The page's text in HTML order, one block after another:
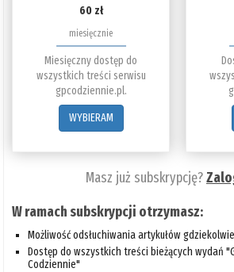
60 zł
miesięcznie
Miesięczny dostęp do
wszystkich treści serwisu
gpcodziennie.pl.
WYBIERAM
Masz już subskrypcję?
W ramach subskrypcji otrzymasz:
Możliwość odsłuchiwania artykułów
Dostęp do wszystkich treści bieżących wydań
Codziennie"